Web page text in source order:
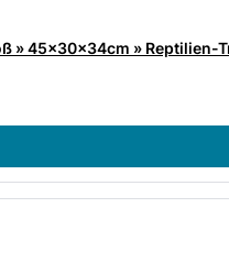
» 45x30x34cm » Reptilien-